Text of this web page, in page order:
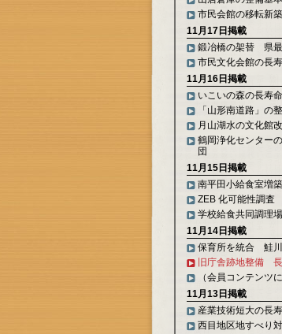
市民会館の移転新
11月17日掲載
鍛冶橋の架替 県
市民文化会館の長
11月16日掲載
いこいの森の長寿
「山形南道路」
月山湖水の文化館
鶴岡浄化センター
団
11月15日掲載
南平田小給食室増
ZEB 化可能性調
学校給食共同調理
11月14日掲載
保育所を統合 鮭
旧庁舎跡地整備
（会員コンテン
11月13日掲載
産業技術短大の長
西目地区地すべり